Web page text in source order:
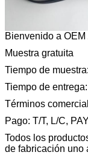
Bienvenido a OEM
Muestra gratuita
Tiempo de
Tiempo de
Términos
Pago: T/T, L/C,
Todos los
de fabricación uno